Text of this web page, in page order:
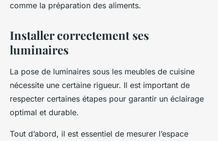
comme la préparation des aliments.
Installer correctement ses
luminaires
La pose de luminaires sous les meubles de cuisine
nécessite une certaine rigueur. Il est important de
respecter certaines étapes pour garantir un éclairage
optimal et durable.
Tout d’abord, il est essentiel de mesurer l’espace